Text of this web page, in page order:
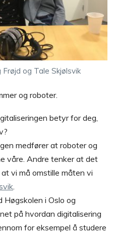
Frøjd og Tale Skjølsvik
og roboter.
betyr for deg,
medfører at roboter og
våre. Andre tenker at det
vi må omstille måten vi
Høgskolen i Oslo og
på hvordan digitalisering
for eksempel å studere